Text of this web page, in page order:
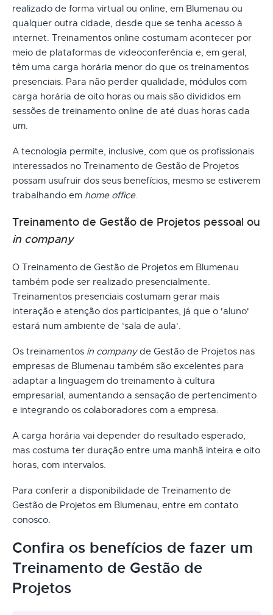
realizado de forma virtual ou online, em Blumenau ou
qualquer outra cidade, desde que se tenha acesso à
internet. Treinamentos online costumam acontecer por
meio de plataformas de videoconferência e, em geral,
têm uma carga horária menor do que os treinamentos
presenciais. Para não perder qualidade, módulos com
carga horária de oito horas ou mais são divididos em
sessões de treinamento online de até duas horas cada
um.
A tecnologia permite, inclusive, com que os profissionais
interessados no Treinamento de Gestão de Projetos
possam usufruir dos seus benefícios, mesmo se estiverem
trabalhando em home office.
Treinamento de Gestão de Projetos pessoal ou
in company
O Treinamento de Gestão de Projetos em Blumenau
também pode ser realizado presencialmente.
Treinamentos presenciais costumam gerar mais
interação e atenção dos participantes, já que o 'aluno'
estará num ambiente de ‘sala de aula'.
Os treinamentos in companyde Gestão de Projetos nas
empresas de Blumenau também são excelentes para
adaptar a linguagem do treinamento à cultura
empresarial, aumentando a sensação de pertencimento
e integrando os colaboradores com a empresa.
A carga horária vai depender do resultado esperado,
mas costuma ter duração entre uma manhã inteira e oito
horas, com intervalos.
Para conferir a disponibilidade de Treinamento de
Gestão de Projetos em Blumenau, entre em contato
conosco.
Confira os benefícios de fazer um
Treinamento de Gestão de
Projetos